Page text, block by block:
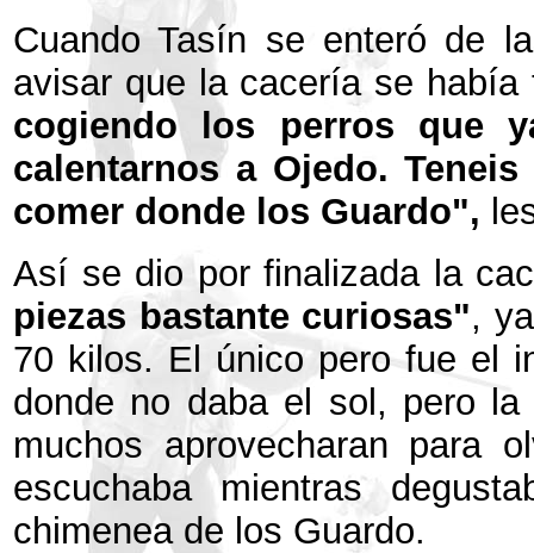
Cuando Tasín se enteró de
avisar que la cacería se
cogiendo los perros que
calentarnos a Ojedo.
comer donde los Guardo",
Así se dio por finalizada la
piezas bastante curiosas",
70 kilos. El único pero fue el
donde no daba el sol, pero
muchos aprovecharan para
escuchaba mientras
chimenea de los Guardo.